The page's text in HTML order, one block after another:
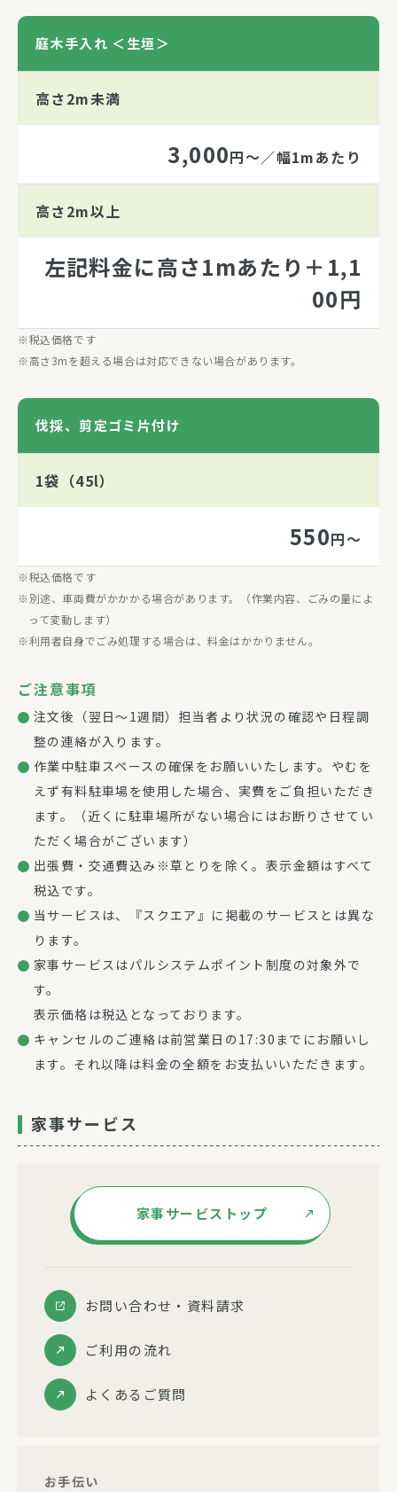
庭木手入れ ＜生垣＞
高さ2m未満
3,000円～／幅1mあたり
高さ2m以上
左記料金に高さ1mあたり＋1,1
00円
税込価格です
高さ3mを超える場合は対応できない場合があります。
伐採、剪定ゴミ片付け
1袋（45l）
550円～
税込価格です
別途、車両費がかかかる場合があります。（作業内容、ごみの量によ
って変動します）
利用者自身でごみ処理する場合は、料金はかかりません。
ご注意事項
注文後（翌日～1週間）担当者より状況の確認や日程調
整の連絡が入ります。
作業中駐車スペースの確保をお願いいたします。やむを
えず有料駐車場を使用した場合、実費をご負担いただき
ます。（近くに駐車場所がない場合にはお断りさせてい
ただく場合がございます）
出張費・交通費込み※草とりを除く。表示金額はすべて
税込です。
当サービスは、『スクエア』に掲載のサービスとは異な
ります。
家事サービスはパルシステムポイント制度の対象外で
す。
表示価格は税込となっております。
キャンセルのご連絡は前営業日の17:30までにお願いし
ます。それ以降は料金の全額をお支払いいただきます。
家事サービス
家事サービストップ
お問い合わせ・資料請求
ご利用の流れ
よくあるご質問
お手伝い